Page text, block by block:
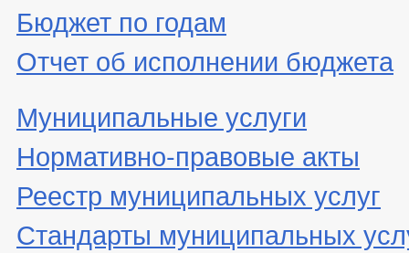
Бюджет по годам
Отчет об исполнении бюджета
Муниципальные услуги
Нормативно-правовые акты
Реестр муниципальных услуг
Стандарты муниципальных